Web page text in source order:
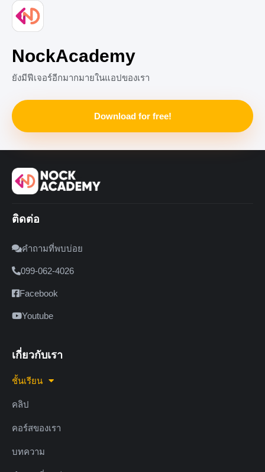
NockAcademy
ยังมีฟีเจอร์อีกมากมายในแอปของเรา
Download for free!
ติดต่อ
คำถามที่พบบ่อย
099-062-4026
Facebook
Youtube
เกี่ยวกับเรา
ชั้นเรียน
คลิป
คอร์สของเรา
บทความ